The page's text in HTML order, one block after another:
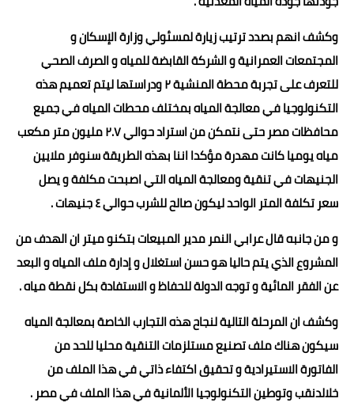
وكشف انهم بصدد ترتيب زيارة لمسئولي وزارة الإسكان و
المجتمعات العمرانية و الشركة القابضة للمياه و الصرف الصحي
للتعرف على تجربة محطة المنشية ٢ ودراستها ليتم تعميم هذه
التكنولوجيا في معالجة المياه بمختلف محطات المياه في جميع
محافظات مصر حتى نتمكن من استراد حوالي ٢.٧ مليون متر مكعب
مياه يوميا كانت مهدرة مؤكدا اننا بهذه الطريقة سنوفر ملايين
الجنيهات في تنقية ومعالجة المياه التي اصبحت مكلفة و يصل
سعر تكلفة المتر الواحد ليكون صالح للشرب حوالي ٤ جنيهات .
و من جانبه قال عرابي النمر مدير المبيعات بتكنو ميتر ان الهدف من
المشروع الذي يتم حاليا هو حسن استغلال و إدارة ملف المياه و البعد
عن الفقر المائية و توجه الدولة للحفاظ و الاستفادة بكل نقطة مياه .
وكشف ان المرحلة التالية لنجاح هذه التجارب الخاصة بمعالجة المياه
سيكون هناك ملف تصنيع مستلزمات التنقية محليا للحد من
الفاتورة الاستيرادية و تحقيق اكتفاء ذاتي في هذا الملف من
خلالدنقب وتوطين التكنولوجيا الألمانية في هذا الملف في مصر .